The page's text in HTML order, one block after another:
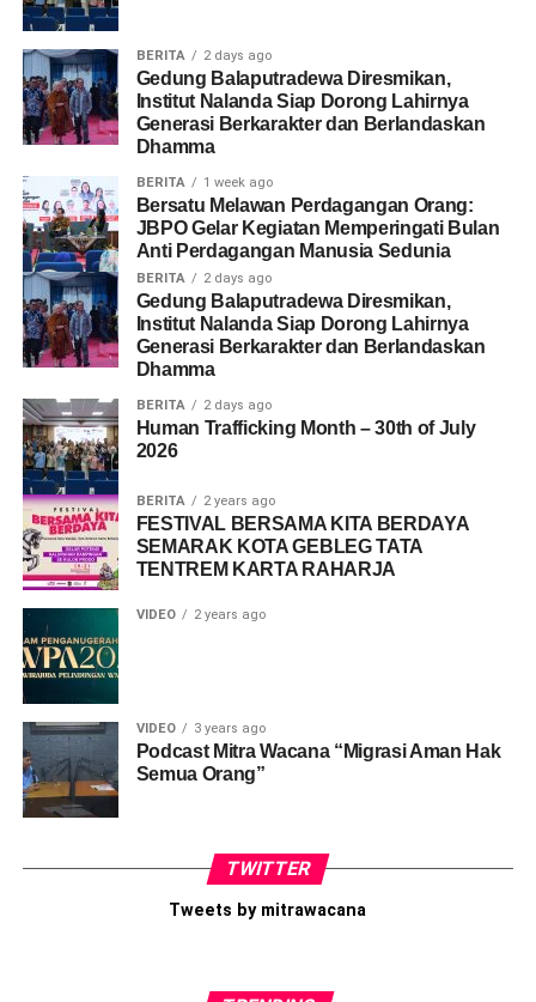
BERITA 2 days ago
Gedung Balaputradewa Diresmikan,
Institut Nalanda Siap Dorong Lahirnya
Generasi Berkarakter dan Berlandaskan
Dhamma
BERITA 1 week ago
Bersatu Melawan Perdagangan Orang:
JBPO Gelar Kegiatan Memperingati Bulan
Anti Perdagangan Manusia Sedunia
BERITA 2 days ago
Gedung Balaputradewa Diresmikan,
Institut Nalanda Siap Dorong Lahirnya
Generasi Berkarakter dan Berlandaskan
Dhamma
BERITA 2 days ago
Human Trafficking Month – 30th of July
2026
BERITA 2 years ago
FESTIVAL BERSAMA KITA BERDAYA
SEMARAK KOTA GEBLEG TATA
TENTREM KARTA RAHARJA
VIDEO 2 years ago
VIDEO 3 years ago
Podcast Mitra Wacana “Migrasi Aman Hak
Semua Orang”
TWITTER
Tweets by mitrawacana